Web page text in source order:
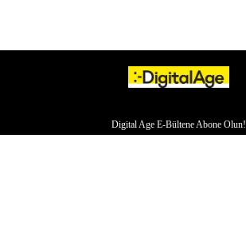
Digital Age E-Bültene Abone Olun!